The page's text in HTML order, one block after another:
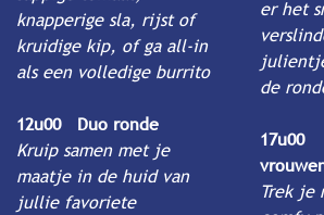
knapperige sla, rijst of
kruidige kip, of ga all-in
als een volledige burrito
12u00 Duo ronde
Kruip samen met je
maatje in de huid van
jullie favoriete
er het
de
17u00
Trek je